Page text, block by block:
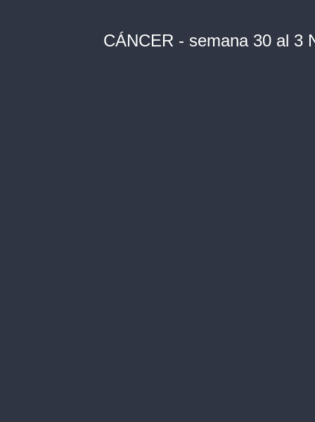
CÁNCER - semana 30 al 3